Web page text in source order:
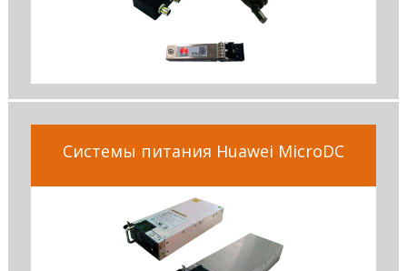
Системы питания Huawei MicroDC